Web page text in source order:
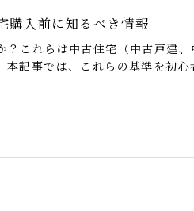
購入前に知るべき情報
これらは中古住宅（中古戸建
記事では、これらの基準を初